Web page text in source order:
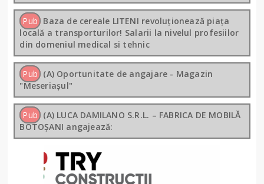
Pub Baza de cereale LITENI revoluționează piața
locală a transporturilor! Salarii la nivelul profesiilor
din domeniul medical si tehnic
Pub (A) Oportunitate de angajare - Magazin
"Meseriașul"
Pub (A) LUCA DAMILANO S.R.L. – FABRICA DE MOBILĂ
BOTOȘANI angajează: